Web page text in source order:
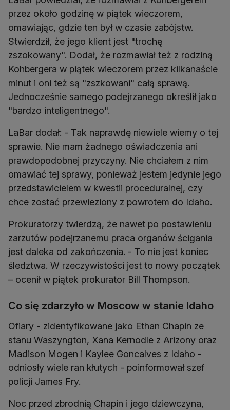
przez około godzinę w piątek wieczorem,
omawiając, gdzie ten był w czasie zabójstw.
Stwierdził, że jego klient jest "trochę
zszokowany". Dodał, że rozmawiał też z rodziną
Kohbergera w piątek wieczorem przez kilkanaście
minut i oni też są "zszkowani" całą sprawą.
Jednocześnie samego podejrzanego określił jako
"bardzo inteligentnego".
LaBar dodał: - Tak naprawdę niewiele wiemy o tej
sprawie. Nie mam żadnego oświadczenia ani
prawdopodobnej przyczyny. Nie chciałem z nim
omawiać tej sprawy, ponieważ jestem jedynie jego
przedstawicielem w kwestii proceduralnej, czy
chce zostać przewieziony z powrotem do Idaho.
Prokuratorzy twierdzą, że nawet po postawieniu
zarzutów podejrzanemu praca organów ścigania
jest daleka od zakończenia. - To nie jest koniec
śledztwa. W rzeczywistości jest to nowy początek
– ocenił w piątek prokurator Bill Thompson.
Co się zdarzyło w Moscow w stanie Idaho
Ofiary - zidentyfikowane jako Ethan Chapin ze
stanu Waszyngton, Xana Kernodle z Arizony oraz
Madison Mogen i Kaylee Goncalves z Idaho -
odniosły wiele ran kłutych - poinformował szef
policji James Fry.
Noc przed zbrodnią Chapin i jego dziewczyna,